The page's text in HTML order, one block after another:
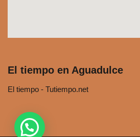
El tiempo en Aguadulce
El tiempo - Tutiempo.net